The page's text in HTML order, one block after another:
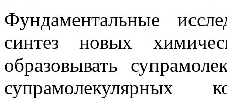
Фундаментальные
синтез новых
образовывать
супрамолекулярных